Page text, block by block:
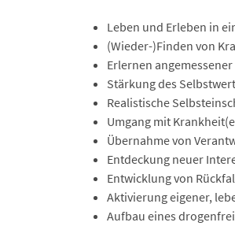
Leben und Erleben in
(Wieder-)Finden von
Erlernen
Stärkung des
Realistische
Umgang mit
Übernahme von
Entdeckung neuer
Entwicklung von
Aktivierung eigener,
Aufbau eines